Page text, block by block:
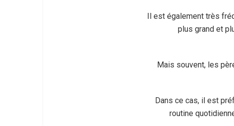
Il est également très
plus grand et
Mais souvent, les
Dans ce cas, il est
routine